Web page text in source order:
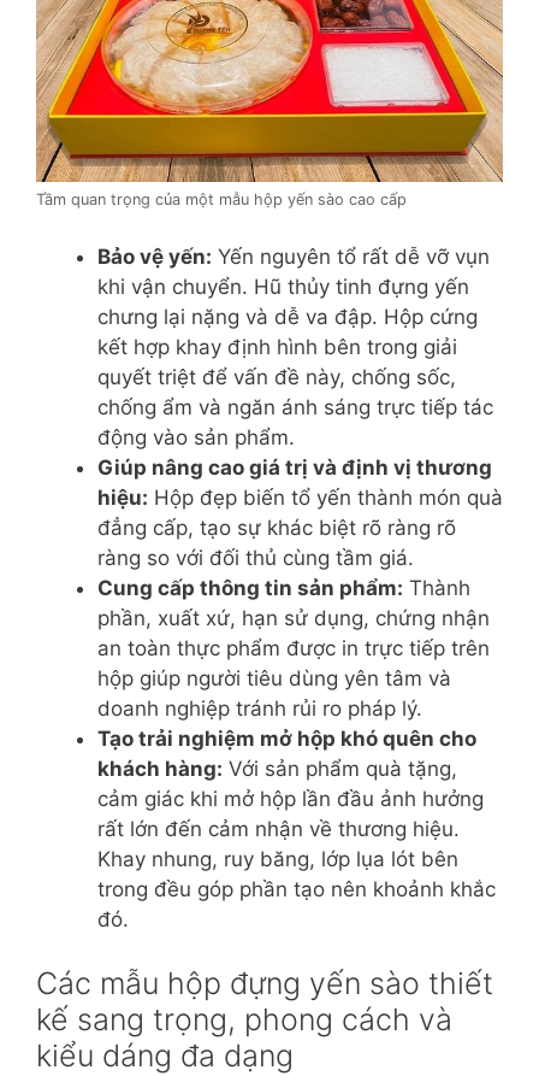
Tầm quan trọng của một mẫu hộp yến sào cao cấp
Bảo vệ yến: Yến nguyên tổ rất dễ vỡ vụn
khi vận chuyển. Hũ thủy tinh đựng yến
chưng lại nặng và dễ va đập. Hộp cứng
kết hợp khay định hình bên trong giải
quyết triệt để vấn đề này, chống sốc,
chống ẩm và ngăn ánh sáng trực tiếp tác
động vào sản phẩm.
Giúp nâng cao giá trị và định vị thương
hiệu: Hộp đẹp biến tổ yến thành món quà
đẳng cấp, tạo sự khác biệt rõ ràng rõ
ràng so với đối thủ cùng tầm giá.
Cung cấp thông tin sản phẩm: Thành
phần, xuất xứ, hạn sử dụng, chứng nhận
an toàn thực phẩm được in trực tiếp trên
hộp giúp người tiêu dùng yên tâm và
doanh nghiệp tránh rủi ro pháp lý.
Tạo trải nghiệm mở hộp khó quên cho
khách hàng: Với sản phẩm quà tặng,
cảm giác khi mở hộp lần đầu ảnh hưởng
rất lớn đến cảm nhận về thương hiệu.
Khay nhung, ruy băng, lớp lụa lót bên
trong đều góp phần tạo nên khoảnh khắc
đó.
Các mẫu hộp đựng yến sào thiết
kế sang trọng, phong cách và
kiểu dáng đa dạng